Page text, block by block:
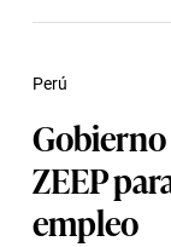
ZEEP
empleo
Perú